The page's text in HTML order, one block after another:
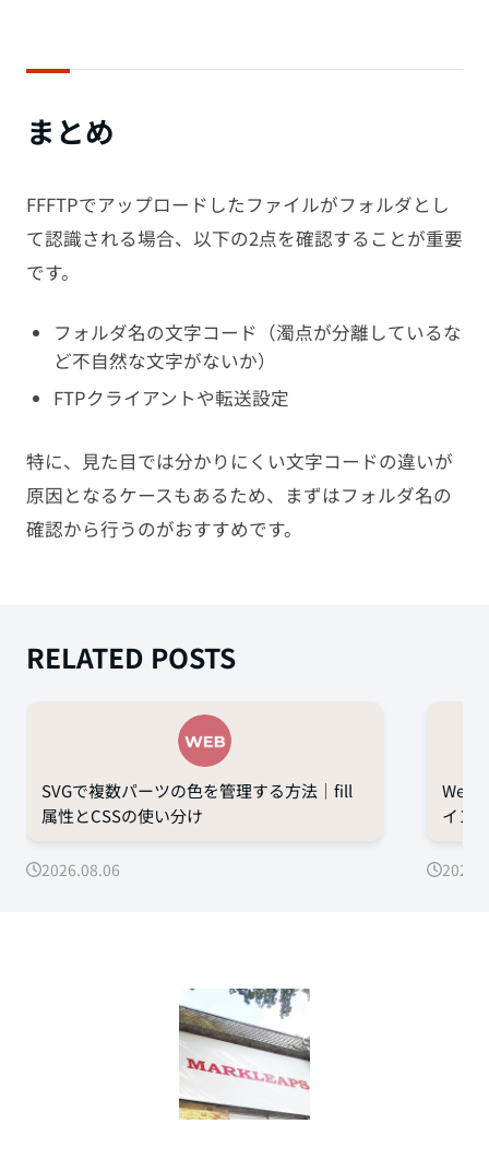
まとめ
FFFTPでアップロードしたファイルがフォルダとし
て認識される場合、以下の2点を確認することが重要
です。
フォルダ名の文字コード（濁点が分離しているな
ど不自然な文字がないか）
FTPクライアントや転送設定
特に、見た目では分かりにくい文字コードの違いが
原因となるケースもあるため、まずはフォルダ名の
確認から行うのがおすすめです。
RELATED POSTS
SVGで複数パーツの色を管理する方法｜fill
属性とCSSの使い分け
2026.08.06
Web
イン